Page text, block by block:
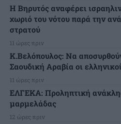
Η Βηρυτός αναφέρει
χωριό του νότου παρά την
στρατού
11 ώρες πριν
Κ.Βελόπουλος: Να
Σαουδική Αραβία οι
11 ώρες πριν
ΕΛΓΕΚΑ: Προληπτική
μαρμελάδας
12 ώρες πριν